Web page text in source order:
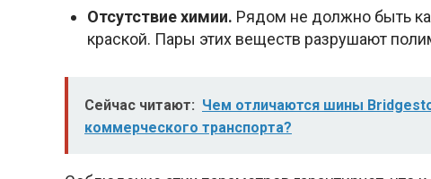
Отсутствие химии. Рядом не должно быть
краской. Пары этих веществ разрушают
Сейчас читают: Чем отличаются шины
коммерческого транспорта?